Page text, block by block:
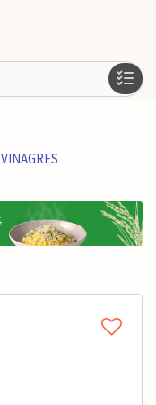
VINAGRES